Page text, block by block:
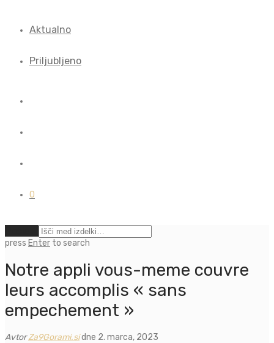
Aktualno
Priljubljeno
0
press Enter to search
Notre appli vous-meme couvre
leurs accomplis « sans
empechement »
AvtorZa9Gorami.sidne 2. marca, 2023